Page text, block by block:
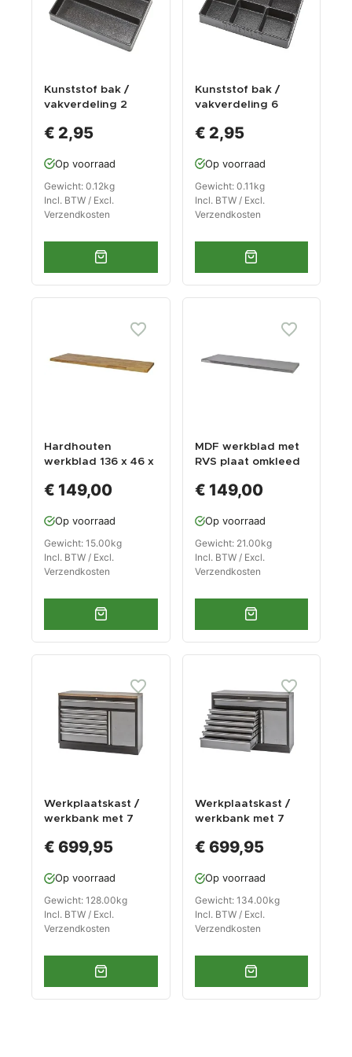
Kunststof bak /
vakverdeling 2
38 mm voor
n
€ 2,95
Op voorraad
Gewicht: 0.12kg
Incl. BTW / Excl.
Verzendkosten
Kunststof bak /
vakverdeling 6
38 mm voor
n
€ 2,95
Op voorraad
Gewicht: 0.11kg
Incl. BTW / Excl.
Verzendkosten
Hardhouten
werkblad 136 x 46 x
garageserie
€ 149,00
Op voorraad
Gewicht: 15.00kg
Incl. BTW / Excl.
Verzendkosten
MDF werkblad met
RVS plaat omkleed
voor garageserie
€ 149,00
Op voorraad
Gewicht: 21.00kg
Incl. BTW / Excl.
Verzendkosten
Werkplaatskast /
werkbank met 7
draaideurkast met
werkblad - 136 x 46
€ 699,95
Op voorraad
Gewicht: 128.00kg
Incl. BTW / Excl.
Verzendkosten
Werkplaatskast /
werkbank met 7
draaideurkast met
werkblad - 136 x 46
€ 699,95
Op voorraad
Gewicht: 134.00kg
Incl. BTW / Excl.
Verzendkosten